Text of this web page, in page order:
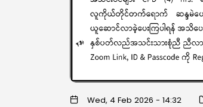
Wed, 4 Feb 2026 - 14:32